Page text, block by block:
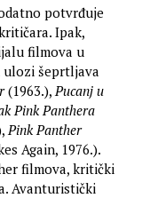
potvrđuje
Ipak,
filmova u
ulozi šeprtljava
(1963.),Pucanj u
Pink Panthera
Pink Panther
Again, 1976.).
filmova, kritički
Avanturistički